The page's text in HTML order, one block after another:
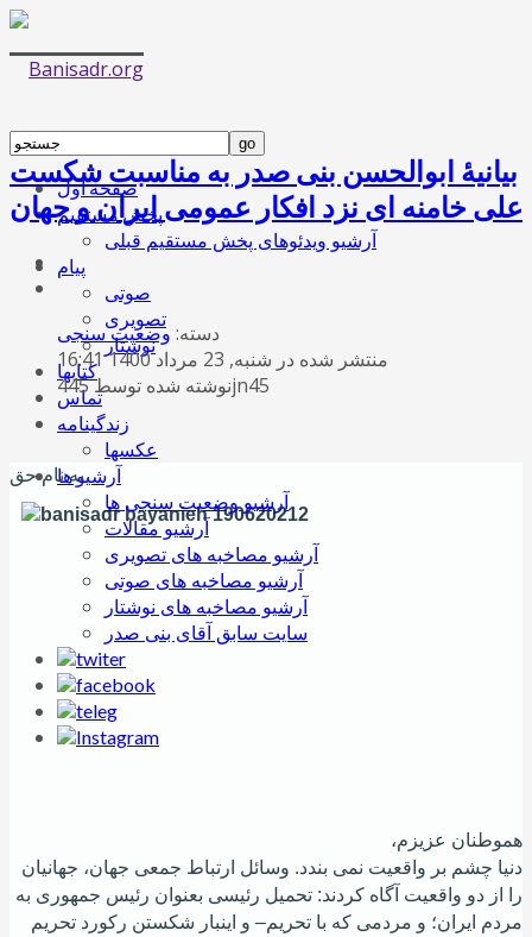
صفحه اول
پخش مستقیم
آرشیو ویدئوهای پخش مستقیم قبلی
پیام
صوتی
تصویری
نوشتار
کتابها
تماس
زندگینامه
عکسها
آرشیو ها
آرشیو وضعیت سنجی ها
آرشیو مقالات
آرشیو مصاخبه های تصویری
آرشیو مصاخبه های صوتی
آرشیو مصاخبه های نوشتار
سایت سابق آقای بنی صدر
بیانیۀ ابوالحسن بنی صدر به مناسبت شکست
علی خامنه ای نزد افکار عمومی ایران و جهان
دسته: وضعیت سنجی
منتشر شده در شنبه, 23 مرداد 1400 16:41
نوشته شده توسط 445jn45
به نام حق،
هموطنان عزیزم،
دنیا چشم بر واقعیت نمی بندد. وسائل ارتباط جمعی جهان، جهانیان
را از دو واقعیت آگاه کردند: تحمیل رئیسی بعنوان رئیس جمهوری به
مردم ایران؛ و مردمی که با تحریم– و اینبار شکستن رکورد تحریم